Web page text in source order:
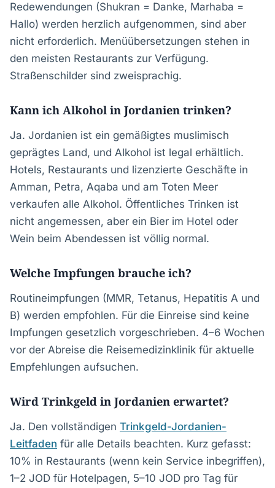
Redewendungen (Shukran = Danke, Marhaba =
Hallo) werden herzlich aufgenommen, sind aber
nicht erforderlich. Menüübersetzungen stehen in
den meisten Restaurants zur Verfügung.
Straßenschilder sind zweisprachig.
Kann ich Alkohol in Jordanien trinken?
Ja. Jordanien ist ein gemäßigtes muslimisch
geprägtes Land, und Alkohol ist legal erhältlich.
Hotels, Restaurants und lizenzierte Geschäfte in
Amman, Petra, Aqaba und am Toten Meer
verkaufen alle Alkohol. Öffentliches Trinken ist
nicht angemessen, aber ein Bier im Hotel oder
Wein beim Abendessen ist völlig normal.
Welche Impfungen brauche ich?
Routineimpfungen (MMR, Tetanus, Hepatitis A und
B) werden empfohlen. Für die Einreise sind keine
Impfungen gesetzlich vorgeschrieben. 4–6 Wochen
vor der Abreise die Reisemedizinklinik für aktuelle
Empfehlungen aufsuchen.
Wird Trinkgeld in Jordanien erwartet?
Ja. Den vollständigen Trinkgeld-Jordanien-
Leitfaden für alle Details beachten. Kurz gefasst:
10% in Restaurants (wenn kein Service inbegriffen),
1–2 JOD für Hotelpagen, 5–10 JOD pro Tag für